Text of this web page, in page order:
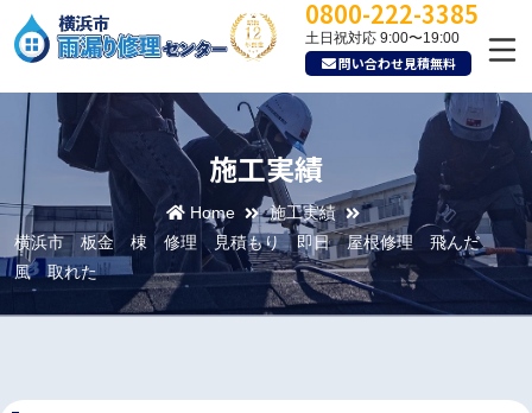
0800-222-3385
土日祝対応 9:00〜19:00
問い合わせ見積無料
施工実績
Home
施工実績
横浜市 板金 棟 修理 見積もり 即日 屋根修理 飛んだ
風 取れた